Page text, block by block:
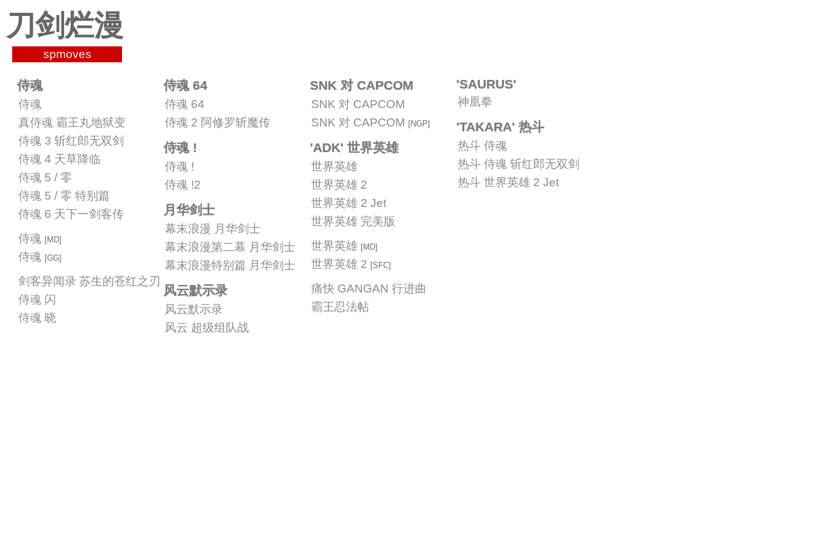
刀剑烂漫
spmoves
侍魂
侍魂
真侍魂 霸王丸地狱变
侍魂 3 斩红郎无双剑
侍魂 4 天草降临
侍魂 5 / 零
侍魂 5 / 零 特别篇
侍魂 6 天下一剑客传
侍魂 [MD]
侍魂 [GG]
剑客异闻录 苏生的苍红之刃
侍魂 闪
侍魂 晓
侍魂 64
侍魂 64
侍魂 2 阿修罗斩魔传
侍魂 !
侍魂 !
侍魂 !2
月华剑士
幕末浪漫 月华剑士
幕末浪漫第二幕 月华剑士
幕末浪漫特别篇 月华剑士
风云默示录
风云默示录
风云 超级组队战
SNK 对 CAPCOM
SNK 对 CAPCOM
SNK 对 CAPCOM [NGP]
'ADK' 世界英雄
世界英雄
世界英雄 2
世界英雄 2 Jet
世界英雄 完美版
世界英雄 [MD]
世界英雄 2 [SFC]
痛快 GANGAN 行进曲
霸王忍法帖
'SAURUS'
神凰拳
'TAKARA' 热斗
热斗 侍魂
热斗 侍魂 斩红郎无双剑
热斗 世界英雄 2 Jet